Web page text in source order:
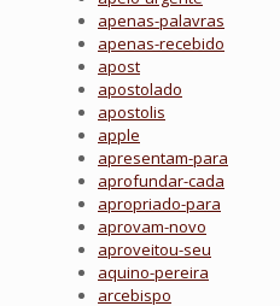
apenas-palavras
apenas-recebido
apost
apostolado
apostolis
apple
apresentam-para
aprofundar-cada
apropriado-para
aprovam-novo
aproveitou-seu
aquino-pereira
arcebispo